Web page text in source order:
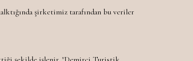
şirketimiz tarafından bu veriler